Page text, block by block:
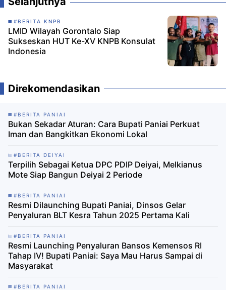
#BERITA KNPB
LMID Wilayah Gorontalo Siap
Sukseskan HUT Ke-XV KNPB Konsulat
Indonesia
Direkomendasikan
#BERITA PANIAI
Bukan Sekadar Aturan: Cara Bupati Paniai Perkuat
Iman dan Bangkitkan Ekonomi Lokal‎
#BERITA DEIYAI
Terpilih Sebagai Ketua DPC PDIP Deiyai, Melkianus
Mote Siap Bangun Deiyai 2 Periode
#BERITA PANIAI
Resmi Dilaunching Bupati Paniai, Dinsos Gelar
Penyaluran BLT Kesra Tahun 2025 Pertama Kali
#BERITA PANIAI
Resmi Launching Penyaluran Bansos Kemensos RI
Tahap IV! Bupati Paniai: Saya Mau Harus Sampai di
Masyarakat
#BERITA PANIAI